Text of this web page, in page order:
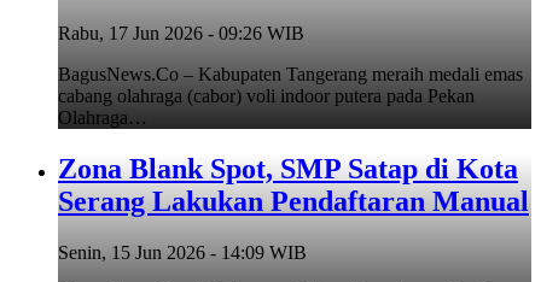
Rabu, 17 Jun 2026 - 09:26 WIB
BagusNews.Co – Kabupaten Tangerang meraih medali emas
cabang olahraga (cabor) voli indoor putera pada Pekan
Olahraga…
Zona Blank Spot, SMP Satap di Kota
Serang Lakukan Pendaftaran Manual
Senin, 15 Jun 2026 - 14:09 WIB